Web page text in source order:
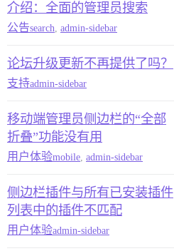
介绍：全面的管理员搜索
公告search admin-sidebar
论坛升级更新不再提供了吗？
支持admin-sidebar
移动端管理员侧边栏的“全部
折叠”功能没有用
用户体验mobile admin-sidebar
侧边栏插件与所有已安装插件
列表中的插件不匹配
用户体验admin-sidebar